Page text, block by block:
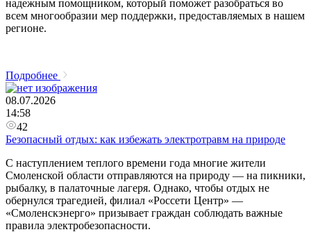
надежным помощником, который поможет разобраться во
всем многообразии мер поддержки, предоставляемых в нашем
регионе.
Подробнее
08.07.2026
14:58
42
Безопасный отдых: как избежать электротравм на природе
С наступлением теплого времени года многие жители
Смоленской области отправляются на природу — на пикники,
рыбалку, в палаточные лагеря. Однако, чтобы отдых не
обернулся трагедией, филиал «Россети Центр» —
«Смоленскэнерго» призывает граждан соблюдать важные
правила электробезопасности.